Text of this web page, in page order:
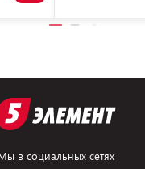
в социальных сетях